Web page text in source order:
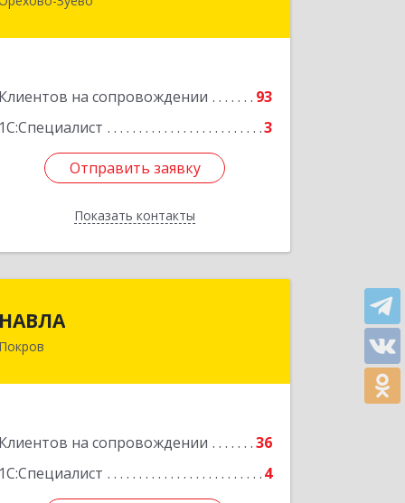
Клиентов на сопровождении
93
1С:Специалист
3
Отправить заявку
Показать контакты
Отправить заявку
Назад
НАВЛА
Покров
Клиентов на сопровождении
36
1С:Специалист
4
Подробнее